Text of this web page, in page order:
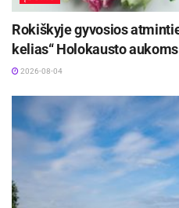
ranka).
Kokios fizinio aktyvumo
Registruojami nueiti
ėjimą su
pačiūžomis
treniruokliais,
lipimą laiptais,
Rokiškyje gyvosios
kelias“ Holokausto
2026-08-04